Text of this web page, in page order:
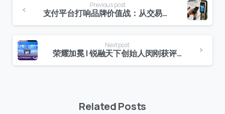
Previous post
支付平台打响品牌价值战：从交易工具到生态赋能者的四重蜕变
Next post
荣耀加冕 | 锐融天下创始人闵刚获评第十四届财经峰会“2025金融创新领军人物”！
Related Posts